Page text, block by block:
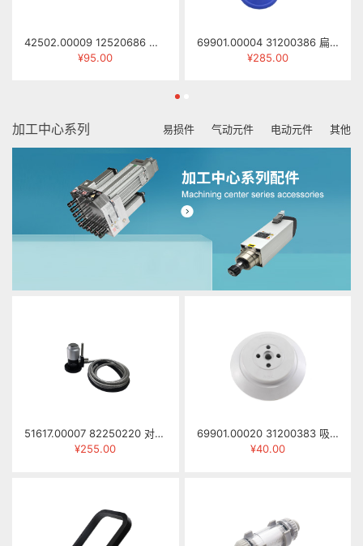
42502.00009 12520686 梯形齿同步带 AT10-14-3980mm（PU，表面拉直槽）
¥95.00
69901.00004 31200386 扁平吸盘 SAOF 80*40 NBR-60 G3/8-IG
¥285.00
加工中心系列 易损件 气动元件 电动元件 其他
51617.00007 82250220 对刀仪 SY-68
¥255.00
69901.00020 31200383 吸盘(HS) ZXP050A
¥40.00